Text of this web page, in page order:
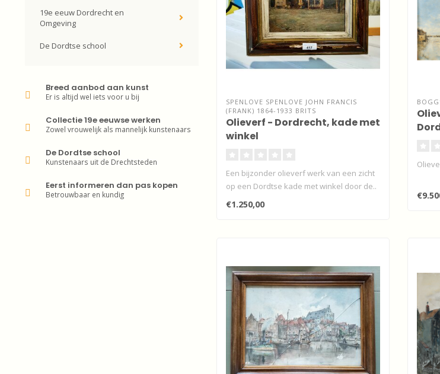
19e eeuw Dordrecht en
Omgeving
De Dordtse school
Breed aanbod aan kunst
Er is altijd wel iets voor u bij
Collectie 19e eeuwse werken
Zowel vrouwelijk als mannelijk kunstenaars
De Dordtse school
Kunstenaars uit de Drechtsteden
Eerst informeren dan pas kopen
Betrouwbaar en kundig
SPENLOVE SPENLOVE JOHN FRANCIS
(FRANK) 1864-1933 BRITS
Olieverf - Dordrecht, kade met
winkel
Een bijzonder olieverf werk van een zicht
op een Dordtse kade met winkel door de..
€1.250,00